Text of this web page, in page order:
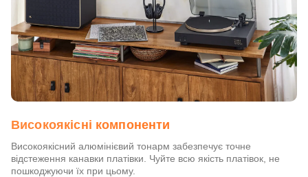
Високоякісні компоненти
Високоякісний алюмінієвий тонарм забезпечує точне
відстеження канавки платівки. Чуйте всю якість платівок, не
пошкоджуючи їх при цьому.